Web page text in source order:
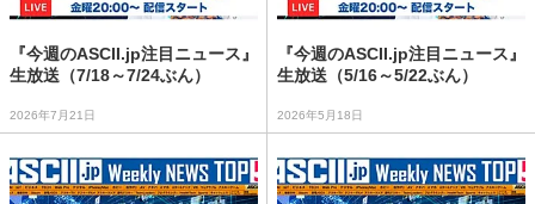
『今週のASCII.jp注目ニュース』
生放送（7/18～7/24ぶん）
2026年7月21日
『今週のASCII.jp注目ニュース』
生放送（5/16～5/22ぶん）
2026年5月18日